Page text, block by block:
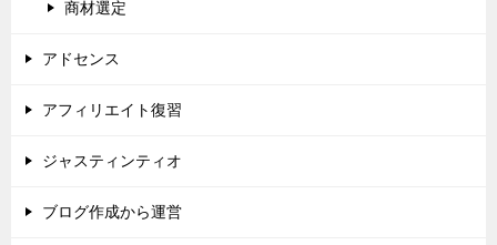
商材選定
アドセンス
アフィリエイト復習
ジャスティンティオ
ブログ作成から運営